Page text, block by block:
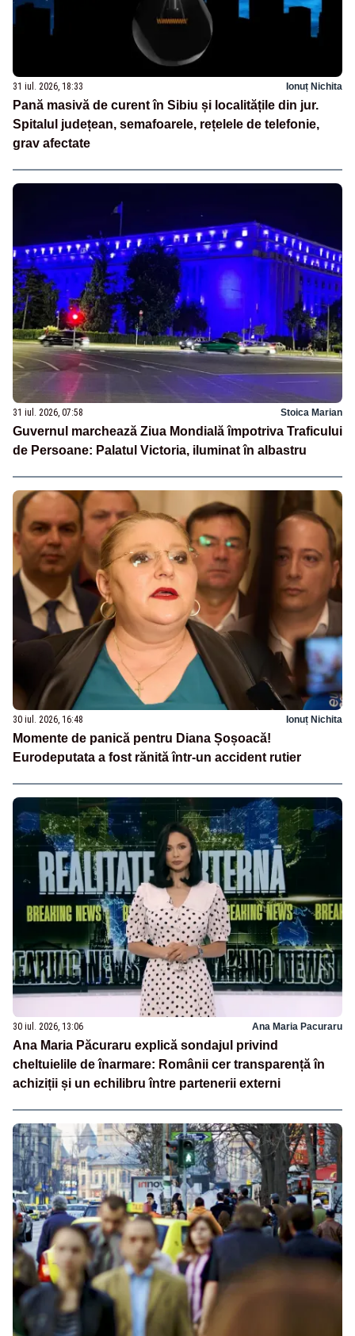
31 iul. 2026, 18:33 Ionuț Nichita
Pană masivă de curent în Sibiu și localitățile din jur.
Spitalul județean, semafoarele, rețelele de telefonie,
grav afectate
31 iul. 2026, 07:58 Stoica Marian
Guvernul marchează Ziua Mondială împotriva Traficului
de Persoane: Palatul Victoria, iluminat în albastru
30 iul. 2026, 16:48 Ionuț Nichita
Momente de panică pentru Diana Șoșoacă!
Eurodeputata a fost rănită într-un accident rutier
30 iul. 2026, 13:06 Ana Maria Pacuraru
Ana Maria Păcuraru explică sondajul privind
cheltuielile de înarmare: Românii cer transparență în
achiziții și un echilibru între partenerii externi